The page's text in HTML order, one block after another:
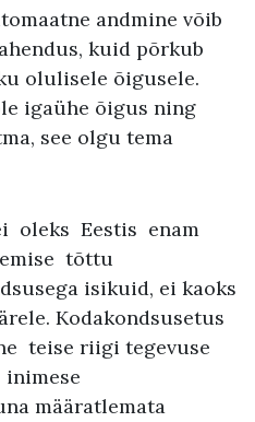
andmine võib
kuid põrkub
olulisele õigusele.
igaühe õigus ning
see olgu tema
oleks Eestis enam
tõttu
isikuid, ei kaoks
Kodakondsusetus
teise riigi tegevuse
määratlemata